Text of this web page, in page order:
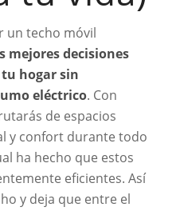
un techo móvil
mejores decisiones
hogar sin
eléctrico. Con
de espacios
y confort durante todo
ha hecho que estos
eficientes. Así
y deja que entre el